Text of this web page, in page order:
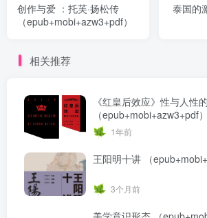
创作与爱 ：托芙·扬松传
（epub+mobi+azw3+pdf）
泰国的
相关推荐
《红皇后效应》性与人性
（epub+mobi+azw3+pdf）
1年前
王阳明十讲 （
3个月前